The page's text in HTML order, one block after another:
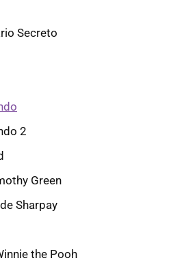
Secreto
2
Green
Sharpay
the Pooh